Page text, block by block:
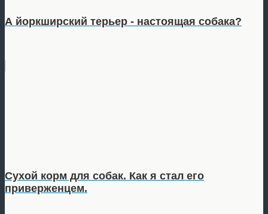
А йоркширский терьер - настоящая собака?
Сухой корм для собак. Как я стал его
приверженцем.